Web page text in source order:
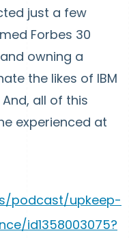
just a few
Forbes 30
owning a
the likes of IBM
And, all of this
experienced at
podcast/upkeep-
id1358003075?